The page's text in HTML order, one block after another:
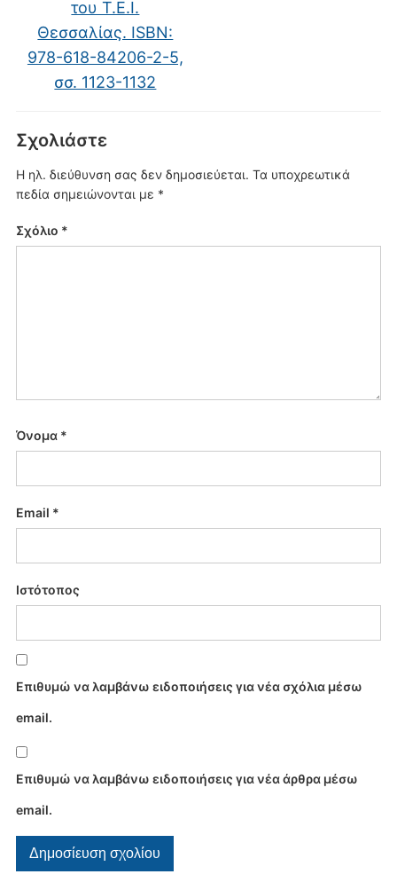
του Τ.Ε.Ι.
Θεσσαλίας. ISΒN:
978-618-84206-2-5,
σσ. 1123-1132
Σχολιάστε
Η ηλ. διεύθυνση σας δεν δημοσιεύεται. Τα υποχρεωτικά
πεδία σημειώνονται με *
Σχόλιο *
Όνομα *
Email *
Ιστότοπος
Επιθυμώ να λαμβάνω ειδοποιήσεις για νέα σχόλια μέσω
email.
Επιθυμώ να λαμβάνω ειδοποιήσεις για νέα άρθρα μέσω
email.